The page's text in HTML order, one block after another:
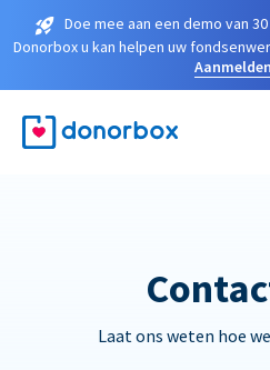
Doe mee aan een demo van
Donorbox u kan helpen uw
Aanmelden
Laat ons weten hoe